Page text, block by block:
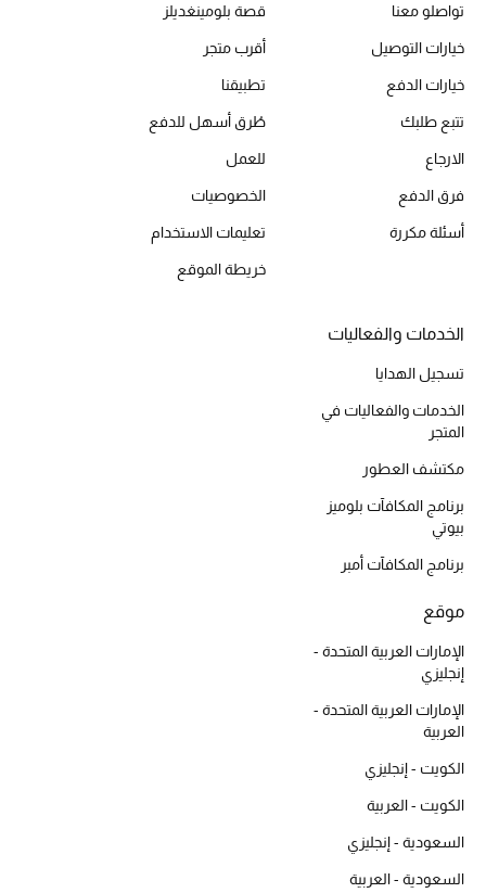
الموسم الجديد
الحقائب النسائية
دليل ملتزمات الحقائب
أبرز الحقائب
تسوقوا الحقائب
الموسم الجديد
أحذية النسائية
تشكيلة الأحذية
الأحذية الرجالية
أحذية للأطفال
أبرز المصممين
تواصلو معنا
خيارات التوصيل
خيارات الدفع
تتبع طلبك
الارجاع
فرق الدفع
أسئلة مكررة
قصة بلومينغديلز
أقرب متجر
تطبيقنا
طُرق أسهل للدفع
للعمل
الخصوصيات
تعليمات الاستخدام
خريطة الموقع
الخدمات والفعاليات
تسجيل الهدايا
الخدمات والفعاليات في
المتجر
مكتشف العطور
برنامج المكافآت بلوميز
بيوتي
برنامج المكافآت أمبر
موقع
الإمارات العربية المتحدة -
إنجليزي
الإمارات العربية المتحدة -
العربية
الكويت - إنجليزي
الكويت - العربية
السعودية - إنجليزي
السعودية - العربية